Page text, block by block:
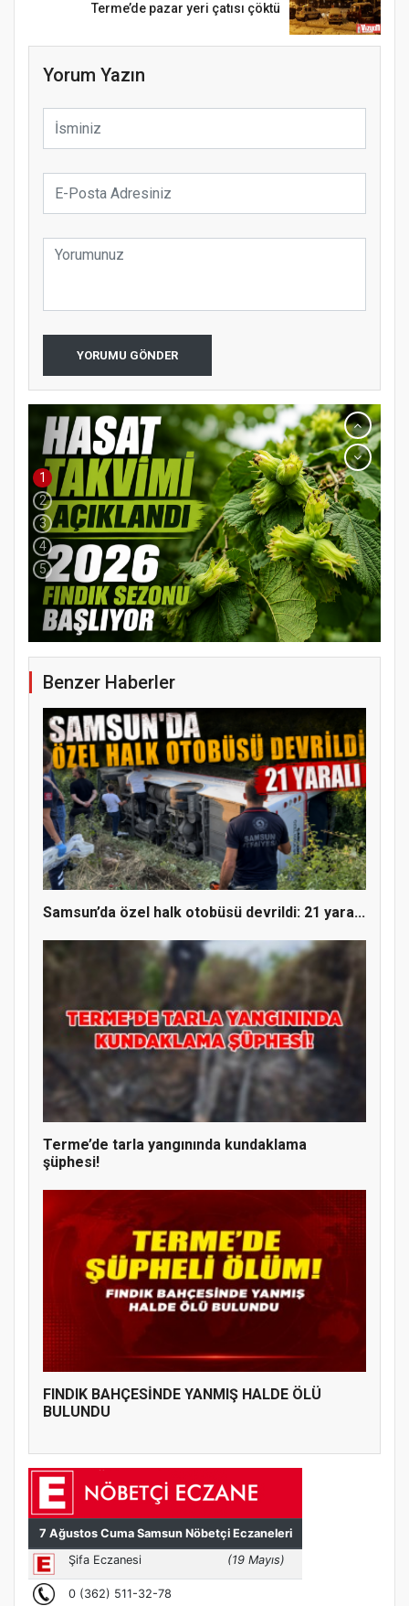
Terme’de pazar yeri çatısı çöktü
Yorum Yazın
YORUMU GÖNDER
YENİ PARTİ TERME İLÇE BAŞKANLIĞINDA
ÜYE KATILIM PROGRAMI
1
2
3
4
5
Benzer Haberler
Samsun’da özel halk otobüsü devrildi: 21 yara...
Terme’de tarla yangınında kundaklama
şüphesi!
FINDIK BAHÇESİNDE YANMIŞ HALDE ÖLÜ
BULUNDU